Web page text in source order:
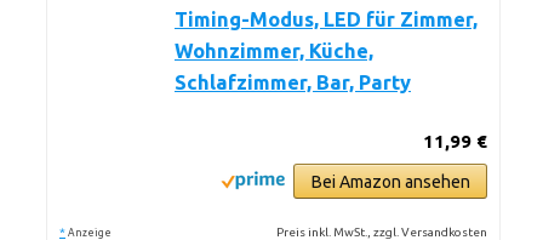
Timing-Modus, LED für Zimmer,
Wohnzimmer, Küche,
Schlafzimmer, Bar, Party
11,99 €
Bei Amazon ansehen
* Anzeige Preis inkl. MwSt., zzgl. Versandkosten